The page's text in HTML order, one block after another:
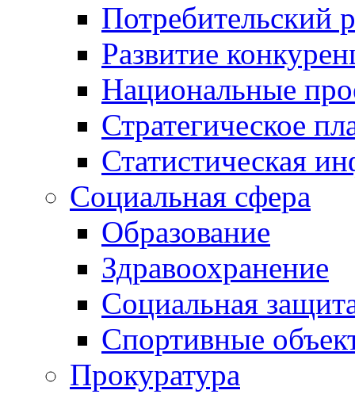
Потребительский
Развитие
Национальные
Стратегическое
Статистическая
Социальная сфера
Образование
Здравоохранение
Социальная
Спортивные
Прокуратура